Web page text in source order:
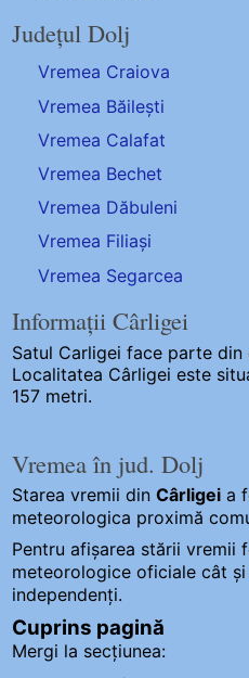
Județul Dolj
Vremea Craiova
Vremea Băilești
Vremea Calafat
Vremea Bechet
Vremea Dăbuleni
Vremea Filiași
Vremea Segarcea
Informații Cârligei
Satul Carligei face parte din
Localitatea Cârligei este
157 metri.
Vremea în jud. Dolj
Starea vremii dinCârligei a
meteorologica proximă
Pentru afișarea stării vremii
meteorologice oficiale cât
independenți.
Cuprins pagină
Mergi la secțiunea: